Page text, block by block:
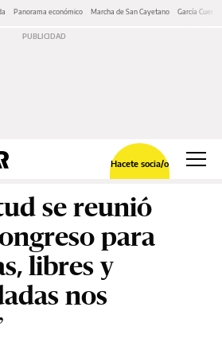
Panorama económico Marcha de San Cayetano García Cuerva
Hacete socia/o
se reunió
para
libres y
nos